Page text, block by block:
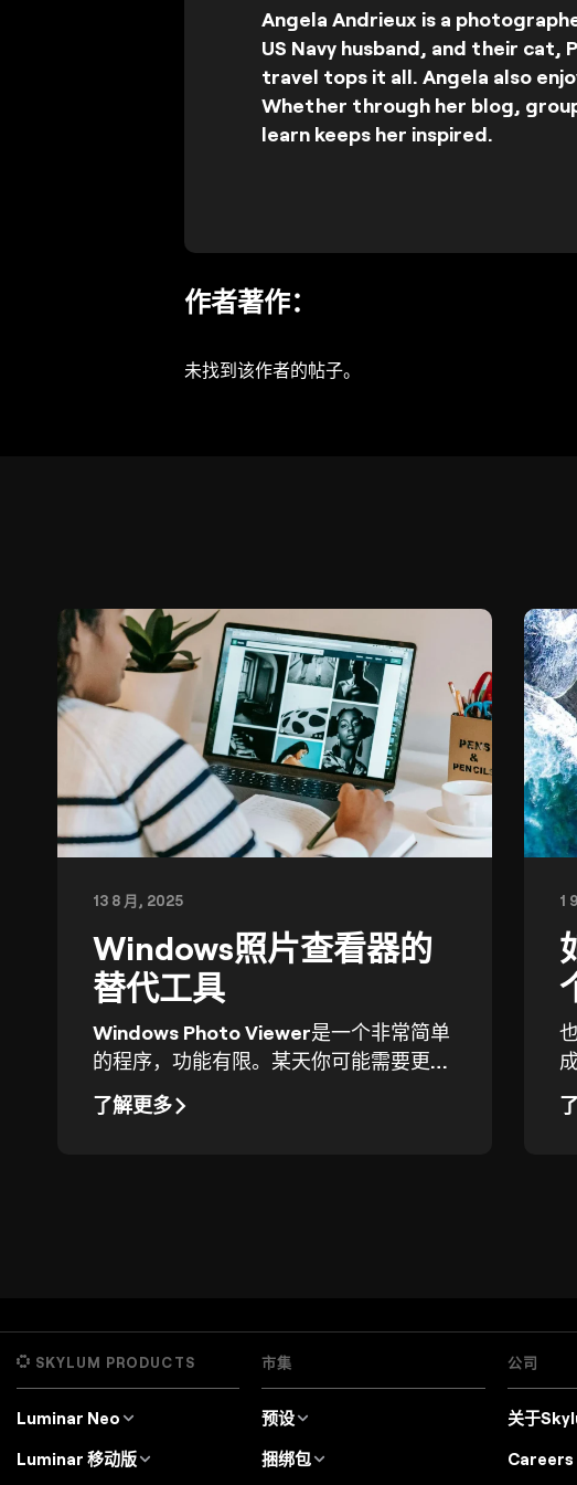
Angela Andrieux is a
US Navy husband, and their
travel tops it all. Angela also
Whether through her blog,
learn keeps her inspired.
作者著作：
未找到该作者的帖子。
13 8 月, 2025
Windows照片查看器的
替代工具
Windows Photo Viewer是一个非常简单
的程序，功能有限。某天你可能需要更多
的功能来处理你的照片，因此我们制作了
这份Windows Photo Viewer替代方案的
了解更多
1
SKYLUM PRODUCTS
Luminar Neo
Overview
Luminar 移动版
市集
预设
Luminar Neo Presets
捆绑包
公司
关于
Careers